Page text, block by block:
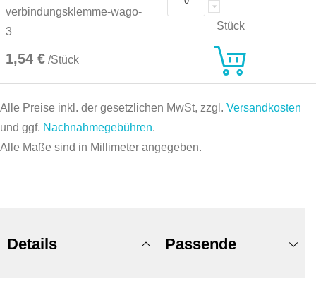
verbindungsklemme-wago-
3
1,54 € /Stück
Stück
Alle Preise inkl. der gesetzlichen MwSt, zzgl. Versandkosten
und ggf. Nachnahmegebühren.
Alle Maße sind in Millimeter angegeben.
Details Passende